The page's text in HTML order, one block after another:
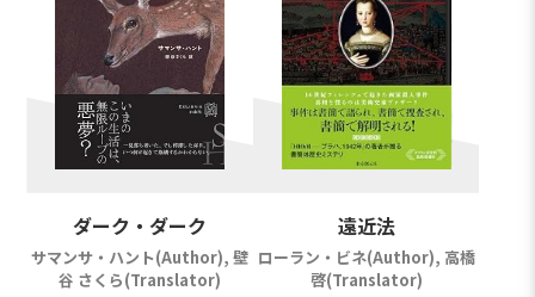
ダーク・ダーク
サマンサ・ハント(Author), 壁
谷 さくら(Translator)
遠近法
ローラン・ビネ(Author), 高橋
啓(Translator)